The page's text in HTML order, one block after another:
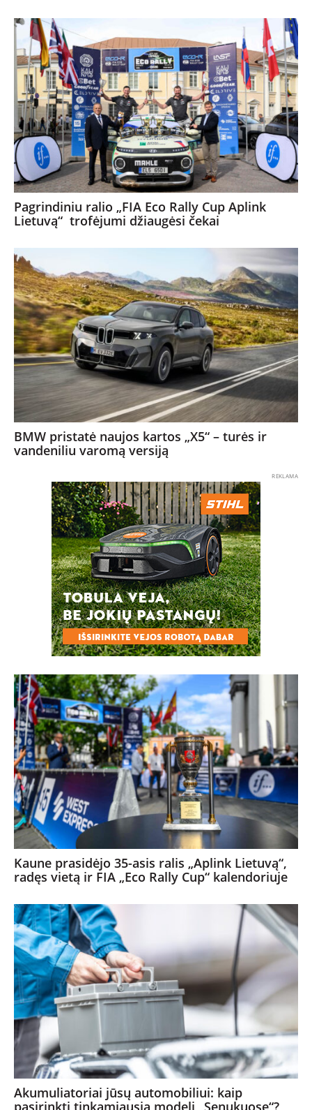
Pagrindiniu ralio „FIA Eco Rally Cup Aplink
Lietuvą“ trofėjumi džiaugėsi čekai
BMW pristatė naujos kartos „X5“ – turės ir
vandeniliu varomą versiją
REKLAMA
Kaune prasidėjo 35-asis ralis „Aplink Lietuvą“,
radęs vietą ir FIA „Eco Rally Cup“ kalendoriuje
Akumuliatoriai jūsų automobiliui: kaip
pasirinkti tinkamiausią modelį „Senukuose“?